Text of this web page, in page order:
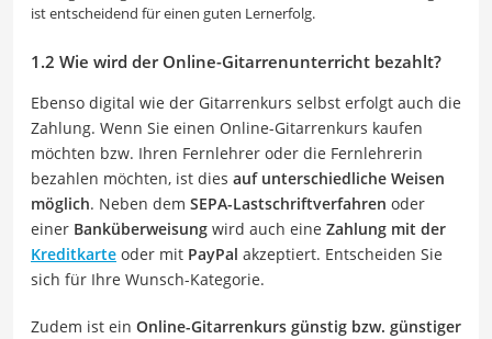
ist entscheidend für einen guten Lernerfolg.
1.2 Wie wird der Online-Gitarrenunterricht bezahlt?
Ebenso digital wie der Gitarrenkurs selbst erfolgt auch die
Zahlung. Wenn Sie einen Online-Gitarrenkurs kaufen
möchten bzw. Ihren Fernlehrer oder die Fernlehrerin
bezahlen möchten, ist dies auf unterschiedliche Weisen
möglich. Neben dem SEPA-Lastschriftverfahren oder
einer Banküberweisung wird auch eine Zahlung mit der
Kreditkarte oder mit PayPal akzeptiert. Entscheiden Sie
sich für Ihre Wunsch-Kategorie.
Zudem ist ein Online-Gitarrenkurs günstig bzw. günstiger